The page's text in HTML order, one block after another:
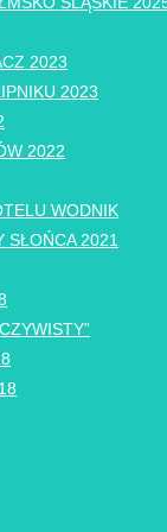
2023
2023
2022
WODNIK
SŁOŃCA 2021